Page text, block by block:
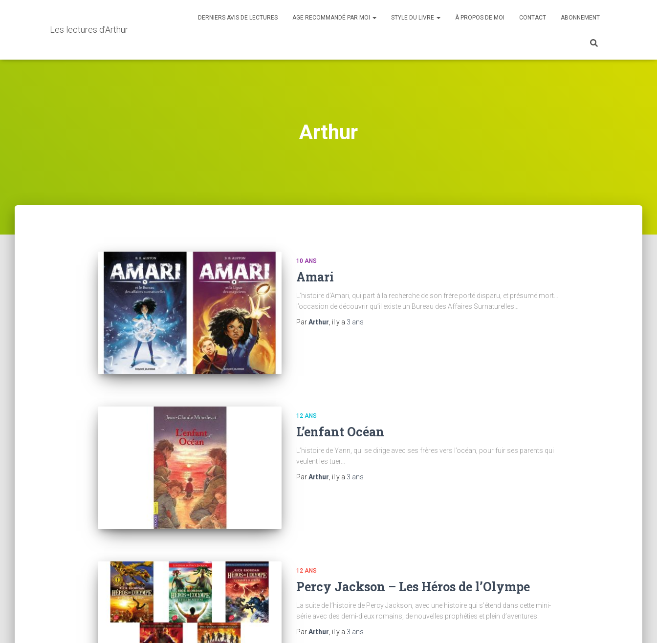
Les lectures d'Arthur
DERNIERS AVIS DE LECTURES AGE RECOMMANDÉ PAR MOI STYLE DU LIVRE À PROPOS DE MOI CONTACT ABONNEMENT
Arthur
10 ANS
Amari
L’histoire d’Amari, qui part à la recherche de son frère porté disparu, et présumé mort…
l’occasion de découvrir qu’il existe un Bureau des Affaires Surnaturelles…
ParArthur , il y a 3 ans
12 ANS
L’enfant Océan
L’histoire de Yann, qui se dirige avec ses frères vers l’océan, pour fuir ses parents qui
veulent les tuer…
ParArthur , il y a 3 ans
12 ANS
Percy Jackson – Les Héros de l’Olympe
La suite de l’histoire de Percy Jackson, avec une histoire qui s’étend dans cette mini-
série avec des demi-dieux romains, de nouvelles prophéties et plein d’aventures.
ParArthur , il y a 3 ans